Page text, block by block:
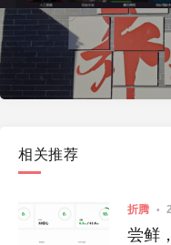
相关推荐
折腾
尝鲜